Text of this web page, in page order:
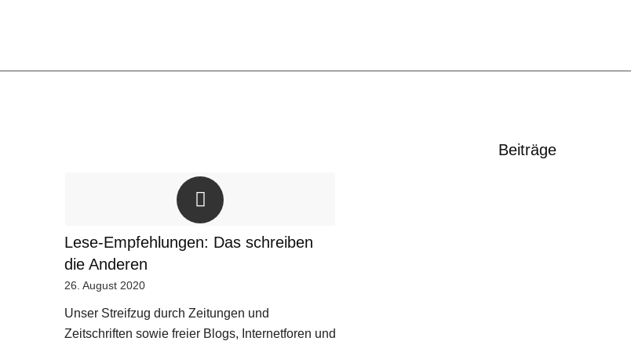
Beiträge
Lese-Empfehlungen: Das schreiben
die Anderen
26. August 2020
Unser Streifzug durch Zeitungen und
Zeitschriften sowie freier Blogs, Internetforen und